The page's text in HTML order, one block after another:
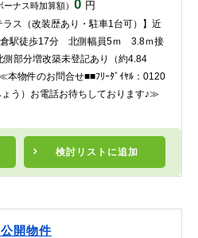
ーナス時加算額） 0 円
検討リスト に追加
ラス（改装歴あり・駐車1台可）】近
駅徒歩17分 北側幅員5ｍ 3.8ｍ接
部分増改築未登記あり（約4.84
本物件のお問合せ■■ﾌﾘｰﾀﾞｲﾔﾙ：0120
う）お電話お待ちしております♪≫
開物件